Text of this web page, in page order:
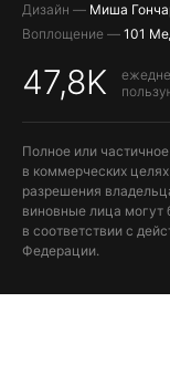
Дизайн — Миша
Воплощение — 101
47,8K
Полное или
в коммерческих
разрешения
виновные лица могут
в соответствии с
Федерации.